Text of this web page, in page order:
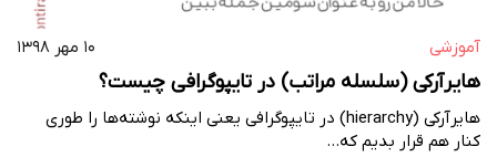
آموزشی ۱۰ مهر ۱۳۹۸
هایرآرکی (سلسله مراتب) در تایپوگرافی چیست؟
هایرآرکی (hierarchy) در تایپوگرافی یعنی اینکه نوشته‌ها را طوری
کنار هم قرار بدیم که…